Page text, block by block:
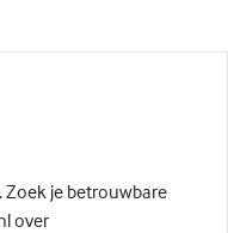
je betrouwbare
over